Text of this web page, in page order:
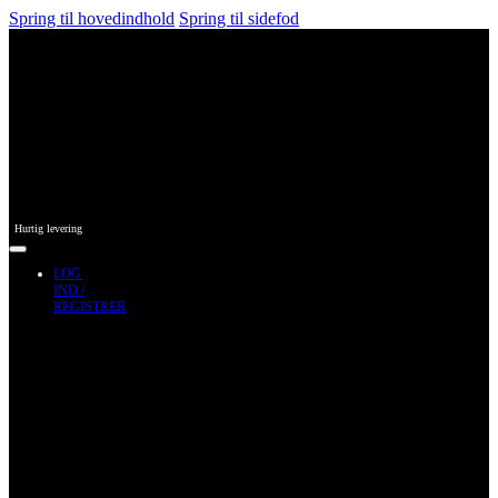
Spring til hovedindhold Spring til sidefod
Hurtig levering
LOG
IND /
REGISTRER